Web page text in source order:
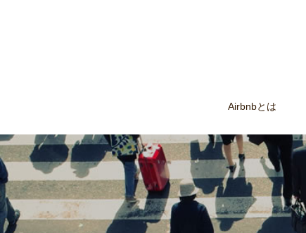
Airbnbとは